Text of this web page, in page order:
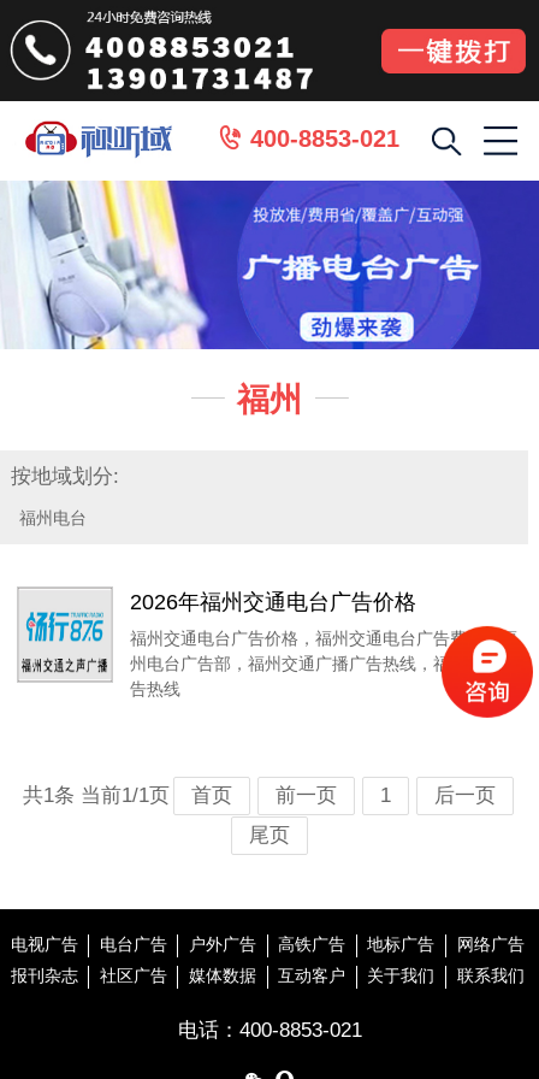
 400-8853-021
 福州 
按地域划分:
福州电台
2026年福州交通电台广告价格
福州交通电台广告价格，福州交通电台广告费用，福
州电台广告部，福州交通广播广告热线，福州调频广
告热线
共1条 当前1/1页 首页 前一页 1
后一页
尾页
电视广告 电台广告 户外广告 高铁广告 地标广告
网络广告
报刊杂志
社区广告 媒体数据 互动客户 关于我们 联系我们
电话： 400-8853-021